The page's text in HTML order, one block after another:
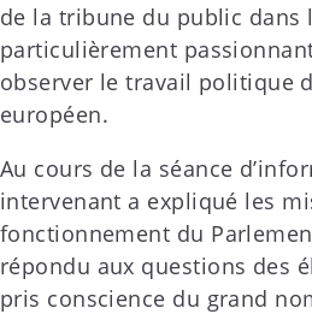
de la tribune du public dans
particulièrement
observer le travail politique
européen.
Au cours de la séance
intervenant a expliqué les
fonctionnement du
répondu aux questions des
pris conscience du grand